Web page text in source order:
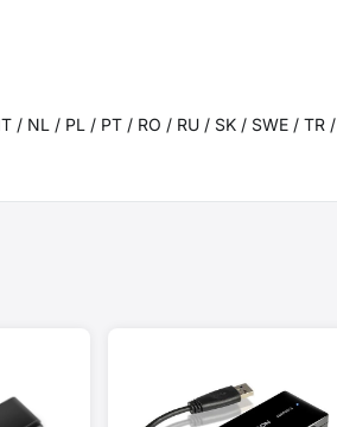
/ NL / PL / PT / RO / RU / SK / SWE / TR /